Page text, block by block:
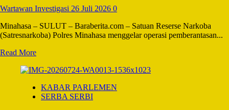
Perguruan
Tinggi
Bentuk
Forum
Bersama
Perlindungan
dan
Wartawan Investigasi 26 Juli 2026 0
Minahasa – SULUT – Baraberita.com – Satuan Reserse Narkoba
(Satresnarkoba) Polres Minahasa menggelar operasi pemberantasan...
Read MoreRead
about
Polres
Minahasa
KABAR PARLEMEN
SERBA SERBI